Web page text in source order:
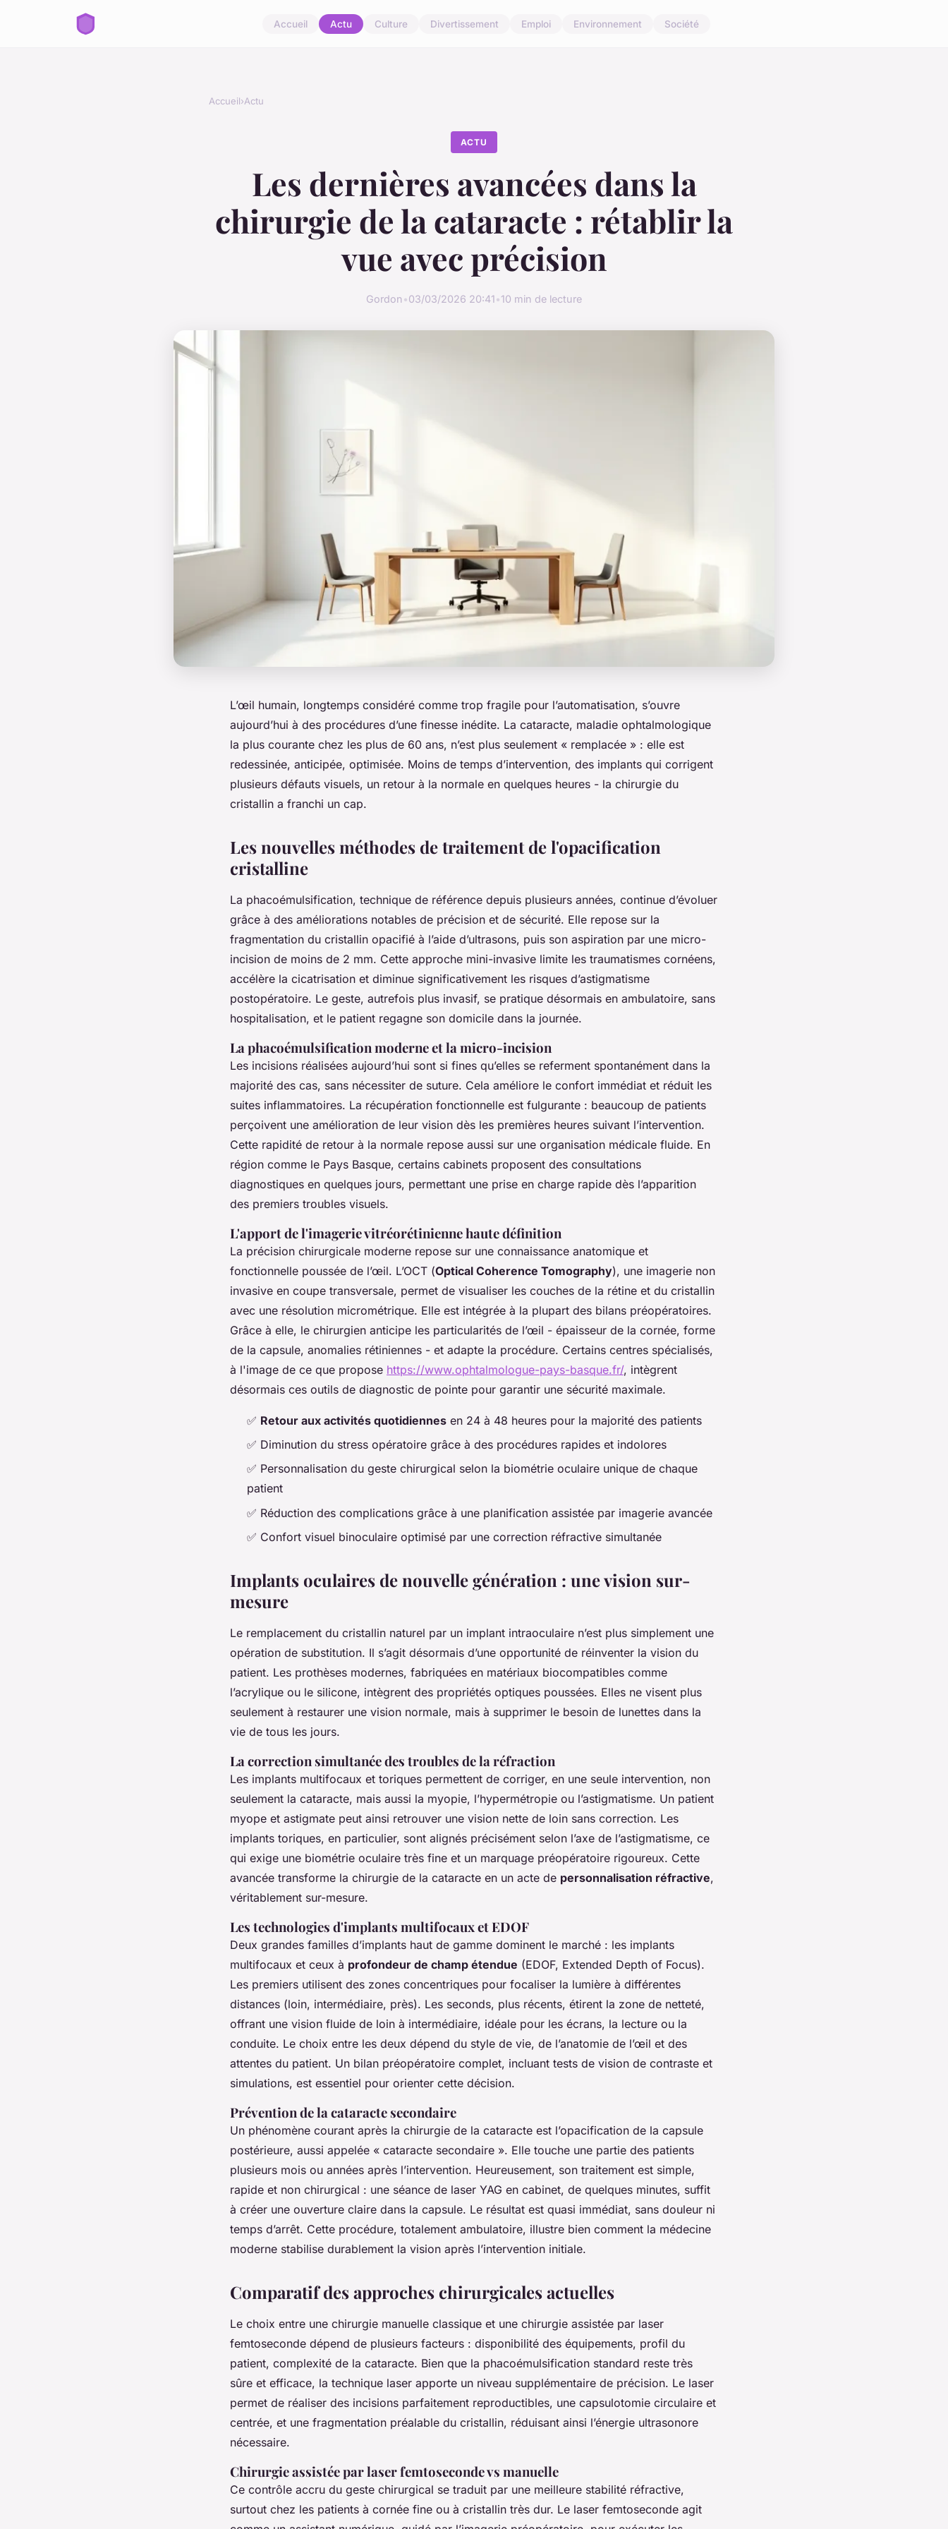
Accueil Actu Culture Divertissement Emploi Environnement Société
Accueil›Actu
ACTU
Les dernières avancées dans la
chirurgie de la cataracte : rétablir la
vue avec précision
Gordon•03/03/2026 20:41•10 min de lecture
L’œil humain, longtemps considéré comme trop fragile pour l’automatisation, s’ouvre
aujourd’hui à des procédures d’une finesse inédite. La cataracte, maladie ophtalmologique
la plus courante chez les plus de 60 ans, n’est plus seulement « remplacée » : elle est
redessinée, anticipée, optimisée. Moins de temps d’intervention, des implants qui corrigent
plusieurs défauts visuels, un retour à la normale en quelques heures - la chirurgie du
cristallin a franchi un cap.
Les nouvelles méthodes de traitement de l'opacification
cristalline
La phacoémulsification, technique de référence depuis plusieurs années, continue d’évoluer
grâce à des améliorations notables de précision et de sécurité. Elle repose sur la
fragmentation du cristallin opacifié à l’aide d’ultrasons, puis son aspiration par une micro-
incision de moins de 2 mm. Cette approche mini-invasive limite les traumatismes cornéens,
accélère la cicatrisation et diminue significativement les risques d’astigmatisme
postopératoire. Le geste, autrefois plus invasif, se pratique désormais en ambulatoire, sans
hospitalisation, et le patient regagne son domicile dans la journée.
La phacoémulsification moderne et la micro-incision
Les incisions réalisées aujourd’hui sont si fines qu’elles se referment spontanément dans la
majorité des cas, sans nécessiter de suture. Cela améliore le confort immédiat et réduit les
suites inflammatoires. La récupération fonctionnelle est fulgurante : beaucoup de patients
perçoivent une amélioration de leur vision dès les premières heures suivant l’intervention.
Cette rapidité de retour à la normale repose aussi sur une organisation médicale fluide. En
région comme le Pays Basque, certains cabinets proposent des consultations
diagnostiques en quelques jours, permettant une prise en charge rapide dès l’apparition
des premiers troubles visuels.
L'apport de l'imagerie vitréorétinienne haute définition
La précision chirurgicale moderne repose sur une connaissance anatomique et
fonctionnelle poussée de l’œil. L’OCT (Optical Coherence Tomography), une imagerie non
invasive en coupe transversale, permet de visualiser les couches de la rétine et du cristallin
avec une résolution micrométrique. Elle est intégrée à la plupart des bilans préopératoires.
Grâce à elle, le chirurgien anticipe les particularités de l’œil - épaisseur de la cornée, forme
de la capsule, anomalies rétiniennes - et adapte la procédure. Certains centres spécialisés,
à l'image de ce que propose https://www.ophtalmologue-pays-basque.fr/, intègrent
désormais ces outils de diagnostic de pointe pour garantir une sécurité maximale.
✅ Retour aux activités quotidiennes en 24 à 48 heures pour la majorité des patients
✅ Diminution du stress opératoire grâce à des procédures rapides et indolores
✅ Personnalisation du geste chirurgical selon la biométrie oculaire unique de chaque
patient
✅ Réduction des complications grâce à une planification assistée par imagerie avancée
✅ Confort visuel binoculaire optimisé par une correction réfractive simultanée
Implants oculaires de nouvelle génération : une vision sur-
mesure
Le remplacement du cristallin naturel par un implant intraoculaire n’est plus simplement une
opération de substitution. Il s’agit désormais d’une opportunité de réinventer la vision du
patient. Les prothèses modernes, fabriquées en matériaux biocompatibles comme
l’acrylique ou le silicone, intègrent des propriétés optiques poussées. Elles ne visent plus
seulement à restaurer une vision normale, mais à supprimer le besoin de lunettes dans la
vie de tous les jours.
La correction simultanée des troubles de la réfraction
Les implants multifocaux et toriques permettent de corriger, en une seule intervention, non
seulement la cataracte, mais aussi la myopie, l’hypermétropie ou l’astigmatisme. Un patient
myope et astigmate peut ainsi retrouver une vision nette de loin sans correction. Les
implants toriques, en particulier, sont alignés précisément selon l’axe de l’astigmatisme, ce
qui exige une biométrie oculaire très fine et un marquage préopératoire rigoureux. Cette
avancée transforme la chirurgie de la cataracte en un acte de personnalisation réfractive,
véritablement sur-mesure.
Les technologies d'implants multifocaux et EDOF
Deux grandes familles d’implants haut de gamme dominent le marché : les implants
multifocaux et ceux à profondeur de champ étendue (EDOF, Extended Depth of Focus).
Les premiers utilisent des zones concentriques pour focaliser la lumière à différentes
distances (loin, intermédiaire, près). Les seconds, plus récents, étirent la zone de netteté,
offrant une vision fluide de loin à intermédiaire, idéale pour les écrans, la lecture ou la
conduite. Le choix entre les deux dépend du style de vie, de l’anatomie de l’œil et des
attentes du patient. Un bilan préopératoire complet, incluant tests de vision de contraste et
simulations, est essentiel pour orienter cette décision.
Prévention de la cataracte secondaire
Un phénomène courant après la chirurgie de la cataracte est l’opacification de la capsule
postérieure, aussi appelée « cataracte secondaire ». Elle touche une partie des patients
plusieurs mois ou années après l’intervention. Heureusement, son traitement est simple,
rapide et non chirurgical : une séance de laser YAG en cabinet, de quelques minutes, suffit
à créer une ouverture claire dans la capsule. Le résultat est quasi immédiat, sans douleur ni
temps d’arrêt. Cette procédure, totalement ambulatoire, illustre bien comment la médecine
moderne stabilise durablement la vision après l’intervention initiale.
Comparatif des approches chirurgicales actuelles
Le choix entre une chirurgie manuelle classique et une chirurgie assistée par laser
femtoseconde dépend de plusieurs facteurs : disponibilité des équipements, profil du
patient, complexité de la cataracte. Bien que la phacoémulsification standard reste très
sûre et efficace, la technique laser apporte un niveau supplémentaire de précision. Le laser
permet de réaliser des incisions parfaitement reproductibles, une capsulotomie circulaire et
centrée, et une fragmentation préalable du cristallin, réduisant ainsi l’énergie ultrasonore
nécessaire.
Chirurgie assistée par laser femtoseconde vs manuelle
Ce contrôle accru du geste chirurgical se traduit par une meilleure stabilité réfractive,
surtout chez les patients à cornée fine ou à cristallin très dur. Le laser femtoseconde agit